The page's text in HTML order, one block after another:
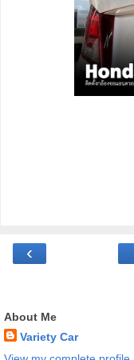
‹
About Me
Variety Car